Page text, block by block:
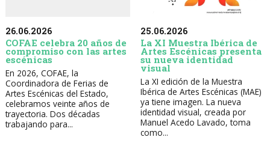
26.06.2026
COFAE celebra 20 años de
compromiso con las artes
escénicas
En 2026, COFAE, la
Coordinadora de Ferias de
Artes Escénicas del Estado,
celebramos veinte años de
trayectoria. Dos décadas
trabajando para...
25.06.2026
La XI Muestra Ibérica de
Artes Escénicas presenta
su nueva identidad
visual
La XI edición de la Muestra
Ibérica de Artes Escénicas (MAE)
ya tiene imagen. La nueva
identidad visual, creada por
Manuel Acedo Lavado, toma
como...